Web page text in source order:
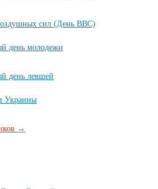
сил (День ВВС)
день молодежи
день левшей
Украины
→